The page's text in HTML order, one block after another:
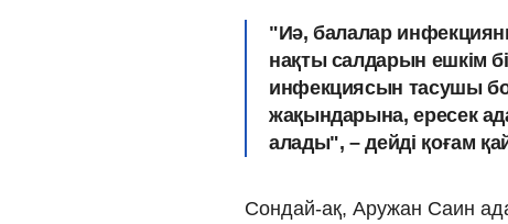
"Иә, балалар
нақты салдарын ешкім
инфекциясын тасушы
жақындарына, ересек
алады", – дейді қоғам
Сондай-ақ, Аружан Саин